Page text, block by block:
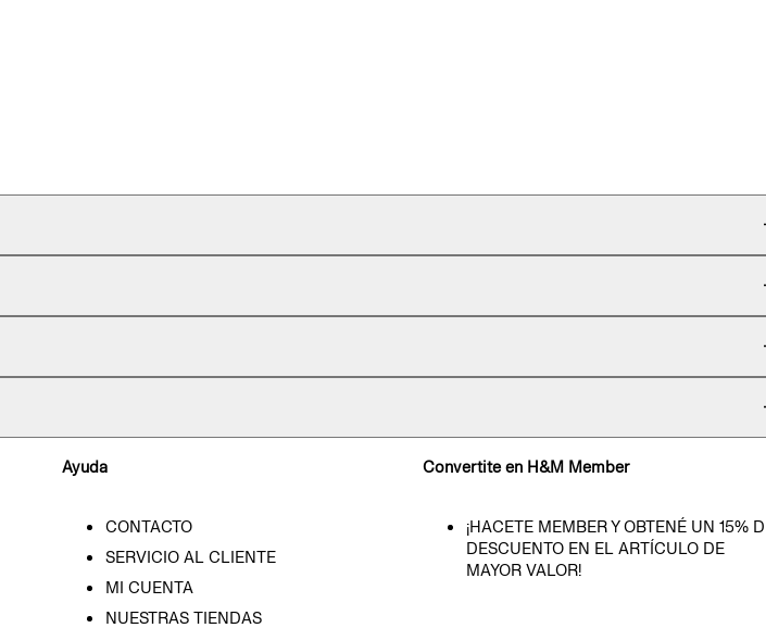
Ayuda
CONTACTO
SERVICIO AL CLIENTE
MI CUENTA
NUESTRAS TIENDAS
Convertite en H&M Member
¡HACETE MEMBER Y OBTENÉ UN 15%
DESCUENTO EN EL ARTÍCULO DE
MAYOR VALOR!